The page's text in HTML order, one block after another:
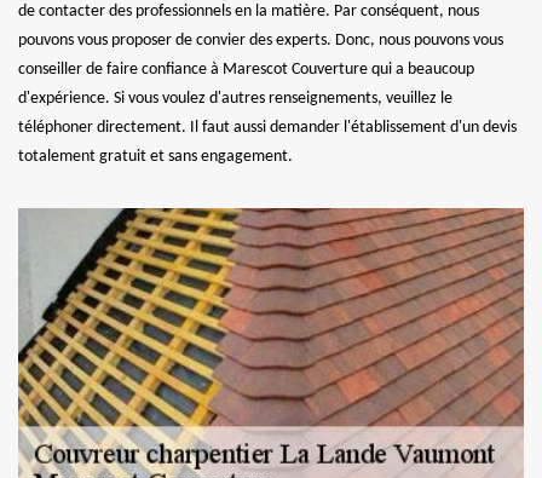
de contacter des professionnels en la matière. Par conséquent, nous
pouvons vous proposer de convier des experts. Donc, nous pouvons vous
conseiller de faire confiance à Marescot Couverture qui a beaucoup
d'expérience. Si vous voulez d'autres renseignements, veuillez le
téléphoner directement. Il faut aussi demander l'établissement d'un devis
totalement gratuit et sans engagement.